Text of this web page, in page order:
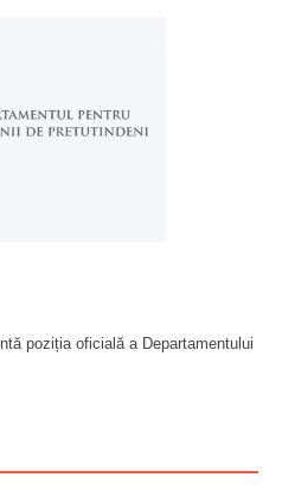
poziția oficială a Departamentului